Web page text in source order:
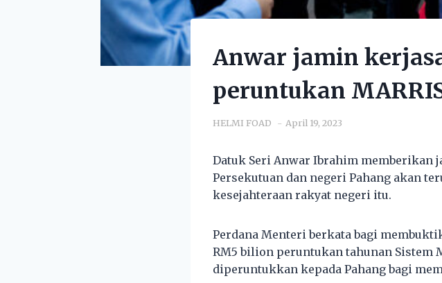
Anwar jamin
peruntukan
HELMI FOAD April 19, 2023
Datuk Seri Anwar Ibrahim memberikan
Persekutuan dan negeri Pahang akan
kesejahteraan rakyat negeri itu.
Perdana Menteri berkata bagi
RM5 bilion peruntukan tahunan Sistem
diperuntukkan kepada Pahang bagi